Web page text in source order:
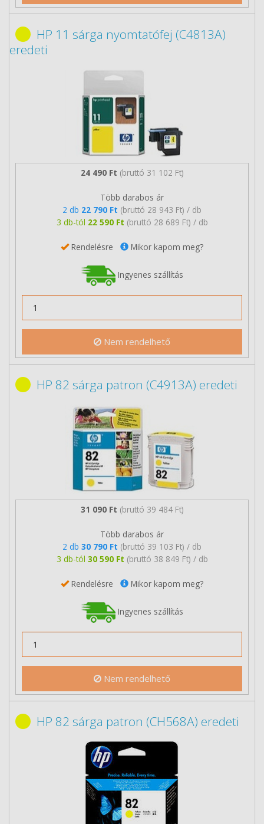
HP 11 sárga nyomtatófej (C4813A)
eredeti
24 490 Ft (bruttó 31 102 Ft)
Több darabos ár
2 db 22 790 Ft (bruttó 28 943 Ft) / db
3 db-tól 22 590 Ft (bruttó 28 689 Ft) / db
Rendelésre Mikor kapom meg?
Ingyenes szállítás
Nem rendelhető
HP 82 sárga patron (C4913A) eredeti
31 090 Ft (bruttó 39 484 Ft)
Több darabos ár
2 db 30 790 Ft (bruttó 39 103 Ft) / db
3 db-tól 30 590 Ft (bruttó 38 849 Ft) / db
Rendelésre Mikor kapom meg?
Ingyenes szállítás
Nem rendelhető
HP 82 sárga patron (CH568A) eredeti